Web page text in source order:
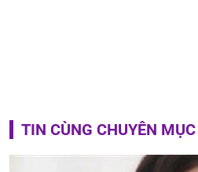
TIN CÙNG CHUYÊN MỤC